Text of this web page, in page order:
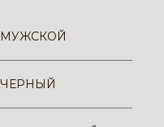
МУЖСКОЙ
ЧЕРНЫЙ